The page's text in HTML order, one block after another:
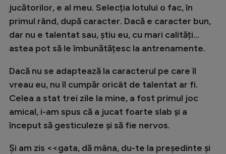
jucătorilor, e al meu. Selecția lotului o fac, în
primul rând, după caracter. Dacă e caracter bun,
dar nu e talentat sau, știu eu, cu mari calități...
astea pot să le îmbunătățesc la antrenamente.
Dacă nu se adaptează la caracterul pe care îl
vreau eu, nu îl cumpăr oricât de talentat ar fi.
Celea a stat trei zile la mine, a fost primul joc
amical, i-am spus că a jucat foarte slab și a
început să gesticuleze și să fie nervos.
Și am zis <<gata, dă mâna, du-te la președinte și